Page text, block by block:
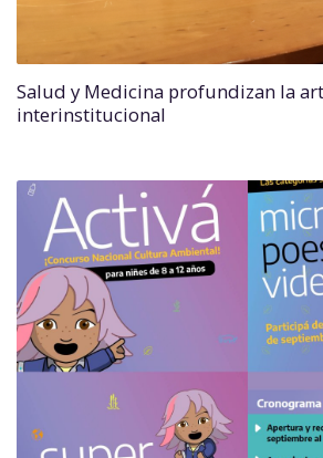
Salud y Medicina profundizan la
interinstitucional